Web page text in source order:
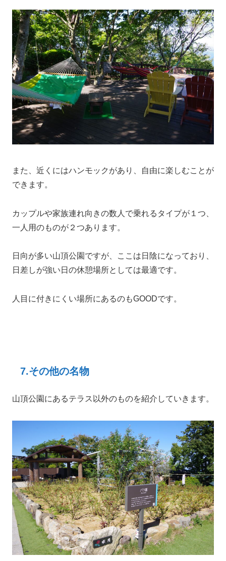
また、近くにはハンモックがあり、自由に楽しむことが
できます。
カップルや家族連れ向きの数人で乗れるタイプが１つ、
一人用のものが２つあります。
日向が多い山頂公園ですが、ここは日陰になっており、
日差しが強い日の休憩場所としては最適です。
人目に付きにくい場所にあるのもGOODです。
7.その他の名物
山頂公園にあるテラス以外のものを紹介していきます。